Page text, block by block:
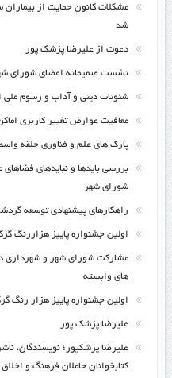
مشکلات کانون حمایت از
شد
دعوت از علیرضا پزشک پور
نشست صمیمانه اعضای شورای
شئونات دینی و آداب و رسوم ملی
معافیت عوارض تغییر کاربری
پارک های علم و فناوری حلقه
بررسی بایدها و نبایدهای
شورای شهر
راهکارهای پیشنهادی توسعه
اولین جشنواره پاییز هزاررنگ
مشارکت شورای شهر و شهرداری
های وابسته
اولین جشنواره پاییز هزار رنگ
علیرضا پزشک پور
علیرضا پزشکپور؛ نویسندگان،
کتابخوانان حاملان فرهنگ و اخلاق